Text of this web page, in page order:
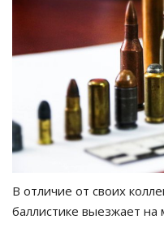
В отличие от своих
баллистике выезжает на